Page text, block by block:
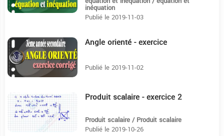
inéquation
Publié le 2019-11-03
12:8 Angle orienté - exercice
Publié le 2019-11-02
9:12 Produit scalaire - exercice 2
Produit scalaire / Produit scalaire
Publié le 2019-10-26